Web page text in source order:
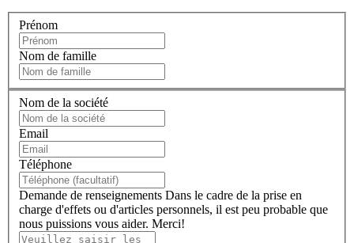
Prénom
Nom de famille
Nom de la société
Email
Téléphone
Demande de renseignements Dans le cadre de la prise en
charge d'effets ou d'articles personnels, il est peu probable que
nous puissions vous aider. Merci!